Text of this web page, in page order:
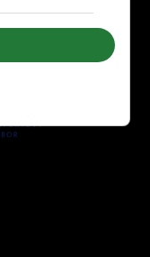
Receptik.sk